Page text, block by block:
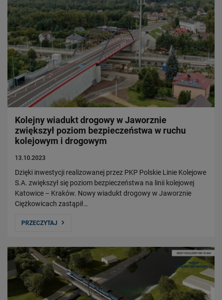
Kolejny wiadukt drogowy w Jaworznie
zwiększył poziom bezpieczeństwa w ruchu
kolejowym i drogowym
13.10.2023
Dzięki inwestycji realizowanej przez PKP Polskie Linie Kolejowe
S.A. zwiększył się poziom bezpieczeństwa na linii kolejowej
Katowice – Kraków. Nowy wiadukt drogowy w Jaworznie
Ciężkowicach zastąpił…
PRZECZYTAJ